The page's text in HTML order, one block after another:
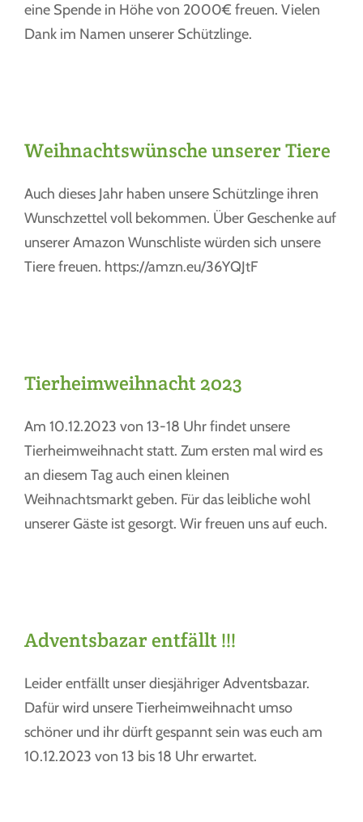
eine Spende in Höhe von 2000€ freuen. Vielen
Dank im Namen unserer Schützlinge.
Weihnachtswünsche unserer Tiere
Auch dieses Jahr haben unsere Schützlinge ihren
Wunschzettel voll bekommen. Über Geschenke auf
unserer Amazon Wunschliste würden sich unsere
Tiere freuen. https://amzn.eu/36YQJtF
Tierheimweihnacht 2023
Am 10.12.2023 von 13-18 Uhr findet unsere
Tierheimweihnacht statt. Zum ersten mal wird es
an diesem Tag auch einen kleinen
Weihnachtsmarkt geben. Für das leibliche wohl
unserer Gäste ist gesorgt. Wir freuen uns auf euch.
Adventsbazar entfällt !!!
Leider entfällt unser diesjähriger Adventsbazar.
Dafür wird unsere Tierheimweihnacht umso
schöner und ihr dürft gespannt sein was euch am
10.12.2023 von 13 bis 18 Uhr erwartet.